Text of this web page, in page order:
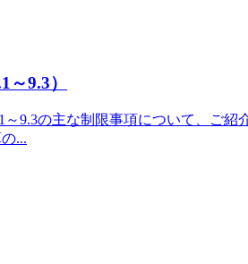
9.3）
～9.3の主な制限事項について、ご
...